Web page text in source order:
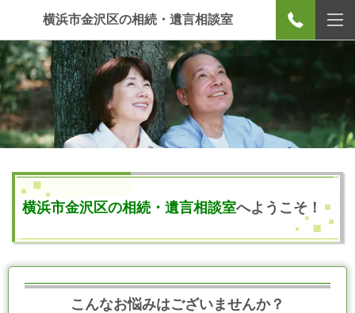
横浜市金沢区の相続・遺言相談室
横浜市金沢区の相続・遺言相談室へようこそ！
こんなお悩みはございませんか？